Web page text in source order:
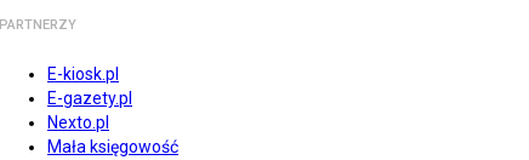
PARTNERZY
E-kiosk.pl
E-gazety.pl
Nexto.pl
Mała księgowość